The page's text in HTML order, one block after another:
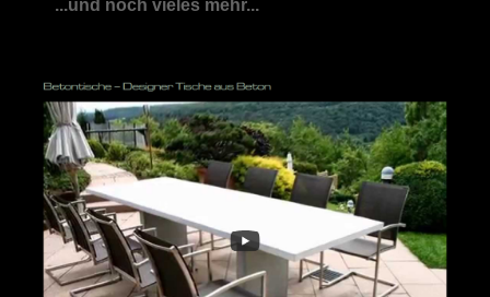
...und noch vieles mehr...